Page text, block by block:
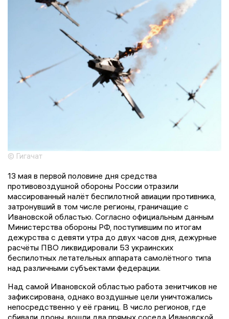
© Гигачат
13 мая в первой половине дня средства
противовоздушной обороны России отразили
массированный налёт беспилотной авиации противника,
затронувший в том числе регионы, граничащие с
Ивановской областью. Согласно официальным данным
Министерства обороны РФ, поступившим по итогам
дежурства с девяти утра до двух часов дня, дежурные
расчёты ПВО ликвидировали 53 украинских
беспилотных летательных аппарата самолётного типа
над различными субъектами федерации.
Над самой Ивановской областью работа зенитчиков не
зафиксирована, однако воздушные цели уничтожались
непосредственно у её границ. В число регионов, где
сбивали дроны, вошли два прямых соседа Ивановской